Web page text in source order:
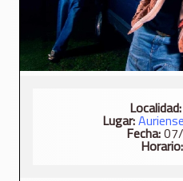
Localidad:
Lugar:
Fecha:
Horario: